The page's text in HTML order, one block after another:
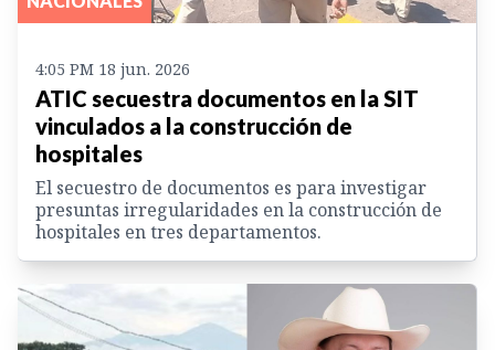
4:05 PM 18 jun. 2026
ATIC secuestra documentos en la SIT
vinculados a la construcción de
hospitales
El secuestro de documentos es para investigar
presuntas irregularidades en la construcción de
hospitales en tres departamentos.